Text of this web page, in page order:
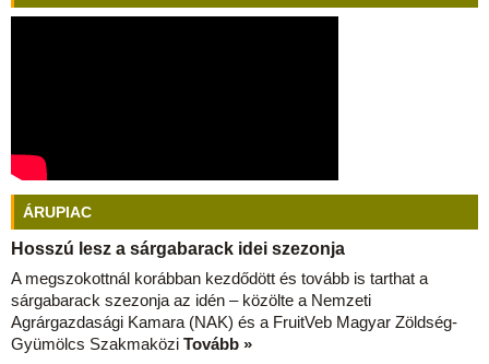
ÁRUPIAC
Hosszú lesz a sárgabarack idei szezonja
A megszokottnál korábban kezdődött és tovább is tarthat a
sárgabarack szezonja az idén – közölte a Nemzeti
Agrárgazdasági Kamara (NAK) és a FruitVeb Magyar Zöldség-
Gyümölcs Szakmaközi Tovább »